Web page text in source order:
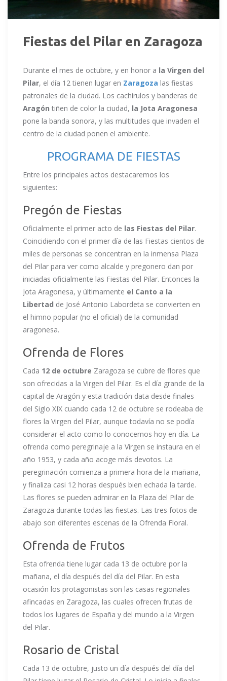
Fiestas del Pilar en Zaragoza
Durante el mes de octubre, y en honor a la Virgen del
Pilar, el día 12 tienen lugar en Zaragoza las fiestas
patronales de la ciudad. Los cachirulos y banderas de
Aragón tiñen de color la ciudad, la Jota Aragonesa
pone la banda sonora, y las multitudes que invaden el
centro de la ciudad ponen el ambiente.
PROGRAMA DE FIESTAS
Entre los principales actos destacaremos los
siguientes:
Pregón de Fiestas
Oficialmente el primer acto de las Fiestas del Pilar.
Coincidiendo con el primer día de las Fiestas cientos de
miles de personas se concentran en la inmensa Plaza
del Pilar para ver como alcalde y pregonero dan por
iniciadas oficialmente las Fiestas del Pilar. Entonces la
Jota Aragonesa, y últimamente el Canto a la
Libertad de José Antonio Labordeta se convierten en
el himno popular (no el oficial) de la comunidad
aragonesa.
Ofrenda de Flores
Cada 12 de octubre Zaragoza se cubre de flores que
son ofrecidas a la Virgen del Pilar. Es el día grande de la
capital de Aragón y esta tradición data desde finales
del Siglo XIX cuando cada 12 de octubre se rodeaba de
flores la Virgen del Pilar, aunque todavía no se podía
considerar el acto como lo conocemos hoy en día. La
ofrenda como peregrinaje a la Virgen se instaura en el
año 1953, y cada año acoge más devotos. La
peregrinación comienza a primera hora de la mañana,
y finaliza casi 12 horas después bien echada la tarde.
Las flores se pueden admirar en la Plaza del Pilar de
Zaragoza durante todas las fiestas. Las tres fotos de
abajo son diferentes escenas de la Ofrenda Floral.
Ofrenda de Frutos
Esta ofrenda tiene lugar cada 13 de octubre por la
mañana, el día después del día del Pilar. En esta
ocasión los protagonistas son las casas regionales
afincadas en Zaragoza, las cuales ofrecen frutas de
todos los lugares de España y del mundo a la Virgen
del Pilar.
Rosario de Cristal
Cada 13 de octubre, justo un día después del día del